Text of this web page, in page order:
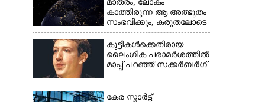
മാത്രം; ലോകം
കാത്തിരുന്ന ആ അത്ഭുതം
സംഭവിക്കും, കരുതലോടെ
വിദഗ്ധർ
കുട്ടികൾക്കെതിരായ
ലൈംഗിക പരാമർശത്തിൽ
മാപ്പ് പറഞ്ഞ് സക്കർബർഗ്
കേര സ്മാർട്ട്